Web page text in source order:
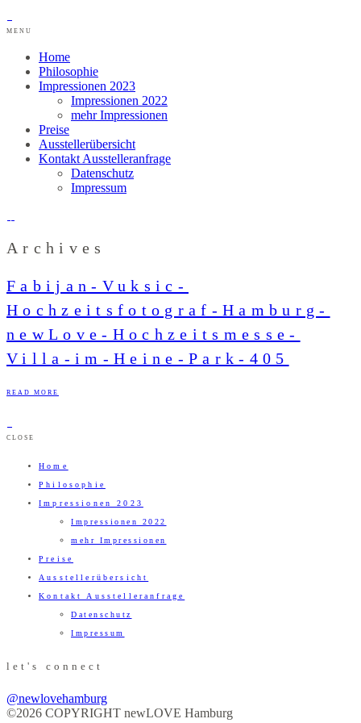
MENU
Home
Philosophie
Impressionen 2023
Impressionen 2022
mehr Impressionen
Preise
Ausstellerübersicht
Kontakt Ausstelleranfrage
Datenschutz
Impressum
Archives
Fabijan-Vuksic-
Hochzeitsfotograf-Hamburg-
newLove-Hochzeitsmesse-
Villa-im-Heine-Park-405
READ MORE
CLOSE
Home
Philosophie
Impressionen 2023
Impressionen 2022
mehr Impressionen
Preise
Ausstellerübersicht
Kontakt Ausstelleranfrage
Datenschutz
Impressum
let's connect
@newlovehamburg
©2026 COPYRIGHT newLOVE Hamburg